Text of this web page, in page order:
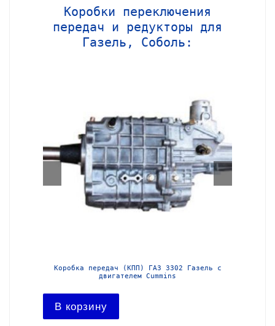
Коробки переключения
передач и редукторы для
Газель, Соболь:
Коробка передач (КПП) ГАЗ 3302 Газель с
двигателем Cummins
В корзину